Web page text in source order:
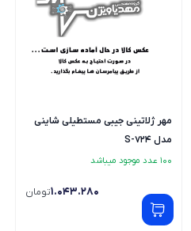
مهر ژلاتینی جیبی مستطیلی شاینی
مدل S-724
100 عدد موجود میباشد
1.043.280تومان